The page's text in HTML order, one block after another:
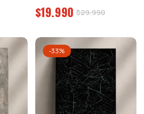
Precio
regular
$19.990 Precio
venta
$29.990
-33%